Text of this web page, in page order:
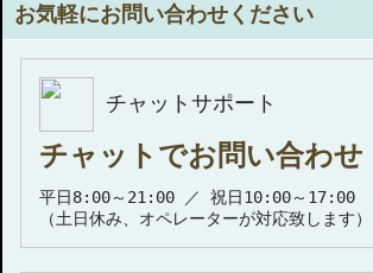
お気軽にお問い合わせください
チャットサポート
チャットでお問い合わせ
平日8:00～21:00 ／ 祝日10:00～17:00
（土日休み、オペレーターが対応致します）